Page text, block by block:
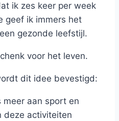
ik zes keer per week
geef ik immers het
gezonde leefstijl.
voor het leven.
dit idee bevestigd:
meer aan sport en
deze activiteiten